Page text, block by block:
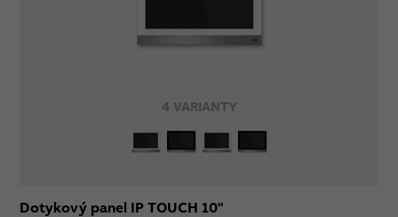
4 VARIANTY
Dotykový panel IP TOUCH 10"